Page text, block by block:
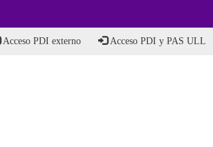
Acceso PDI externo Acceso PDI y PAS ULL